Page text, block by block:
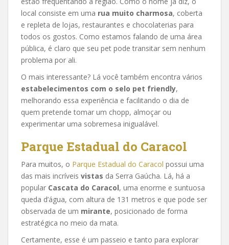
local consiste em uma rua muito charmosa, coberta
e repleta de lojas, restaurantes e chocolaterias para
todos os gostos. Como estamos falando de uma área
pública, é claro que seu pet pode transitar sem nenhum
problema por ali.
O mais interessante? Lá você também encontra vários
estabelecimentos com o selo pet friendly,
melhorando essa experiência e facilitando o dia de
quem pretende tomar um chopp, almoçar ou
experimentar uma sobremesa inigualável.
Parque Estadual do Caracol
Para muitos, o Parque Estadual do Caracol possui uma
das mais incríveis vistas da Serra Gaúcha. Lá, há a
popular Cascata do Caracol, uma enorme e suntuosa
queda d’água, com altura de 131 metros e que pode ser
observada de um mirante, posicionado de forma
estratégica no meio da mata.
Certamente, esse é um passeio e tanto para explorar